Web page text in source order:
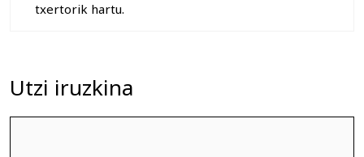
txertorik hartu.
Utzi iruzkina